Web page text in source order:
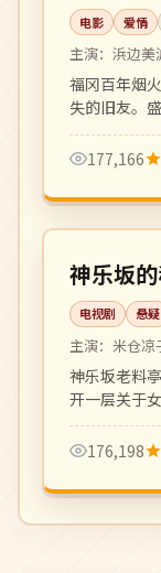
电影 爱情
主演： 浜边美
福冈百年烟
失的旧友。
爱情电影。
177,166
日本
完结
神乐坂
电视剧 悬疑
主演： 米仓凉
神乐坂老料
开一层关于
凝练。
176,198